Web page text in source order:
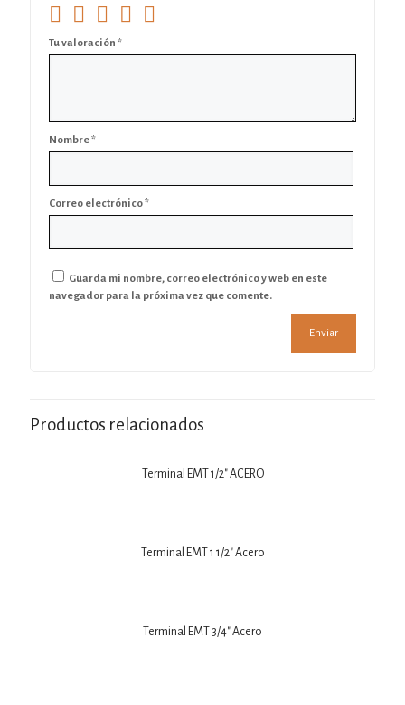
Tu valoración *
Nombre*
Correo electrónico*
Guarda mi nombre, correo electrónico y web en este
navegador para la próxima vez que comente.
Productos relacionados
Terminal EMT 1/2″ ACERO
Terminal EMT 1 1/2″ Acero
Terminal EMT 3/4″ Acero